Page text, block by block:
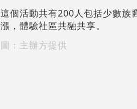
這個活動共有200人包括少數族
漲，體驗社區共融共享。
圖：主辦方提供